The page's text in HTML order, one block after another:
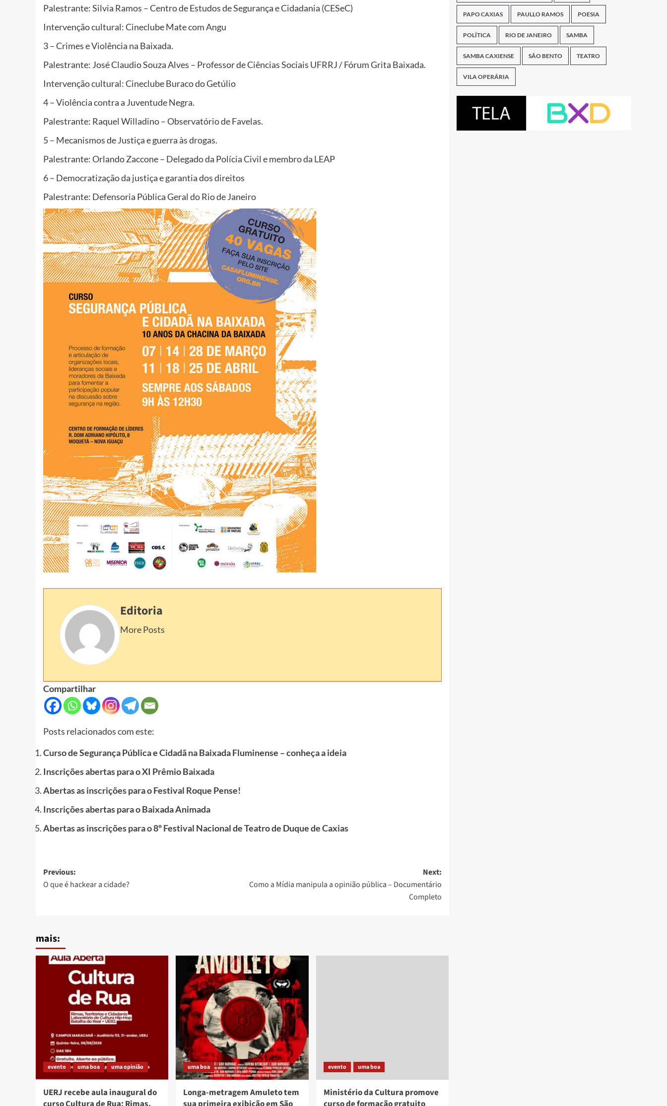
Palestrante: Silvia Ramos – Centro de Estudos de Segurança e Cidadania (CESeC)
Intervenção cultural: Cineclube Mate com Angu
3 – Crimes e Violência na Baixada.
Palestrante: José Claudio Souza Alves – Professor de Ciências Sociais UFRRJ / Fórum Grita Baixada.
Intervenção cultural: Cineclube Buraco do Getúlio
4 – Violência contra a Juventude Negra.
Palestrante: Raquel Willadino – Observatório de Favelas.
5 – Mecanismos de Justiça e guerra às drogas.
Palestrante: Orlando Zaccone – Delegado da Polícia Civil e membro da LEAP
6 – Democratização da justiça e garantia dos direitos
Palestrante: Defensoria Pública Geral do Rio de Janeiro
Editoria
More Posts
Compartilhar
Posts relacionados com este:
Curso de Segurança Pública e Cidadã na Baixada Fluminense – conheça a ideia
Inscrições abertas para o XI Prêmio Baixada
Abertas as inscrições para o Festival Roque Pense!
Inscrições abertas para o Baixada Animada
Abertas as inscrições para o 8º Festival Nacional de Teatro de Duque de Caxias
Post
navigation
Previous:
O que é hackear a cidade?
Next:
Como a Mídia manipula a opinião pública – Documentário
Completo
mais:
evento uma boa uma opinião
UERJ recebe aula inaugural do
uma boa
Longa-metragem Amuleto tem
evento uma boa
Ministério da Cultura promove
PAPO CAXIAS PAULLO RAMOS POESIA
POLÍTICA RIO DE JANEIRO SAMBA
SAMBA CAXIENSE SÃO BENTO TEATRO
VILA OPERÁRIA